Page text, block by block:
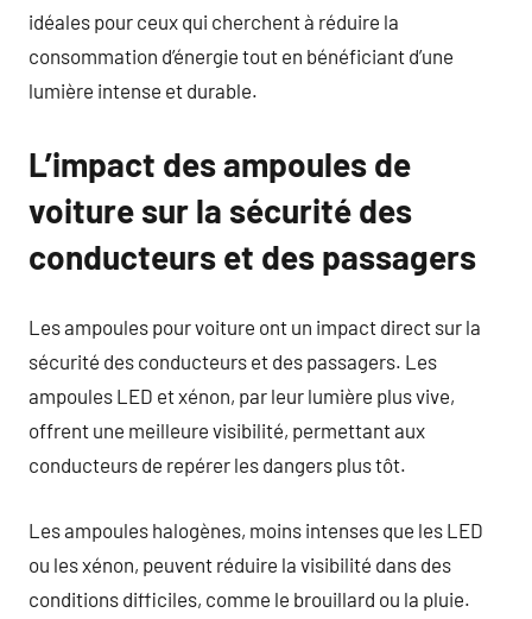
idéales pour ceux qui cherchent à réduire la
consommation d’énergie tout en bénéficiant d’une
lumière intense et durable.
L’impact des ampoules de
voiture sur la sécurité des
conducteurs et des passagers
Les ampoules pour voiture ont un impact direct sur la
sécurité des conducteurs et des passagers. Les
ampoules LED et xénon, par leur lumière plus vive,
offrent une meilleure visibilité, permettant aux
conducteurs de repérer les dangers plus tôt.
Les ampoules halogènes, moins intenses que les LED
ou les xénon, peuvent réduire la visibilité dans des
conditions difficiles, comme le brouillard ou la pluie.